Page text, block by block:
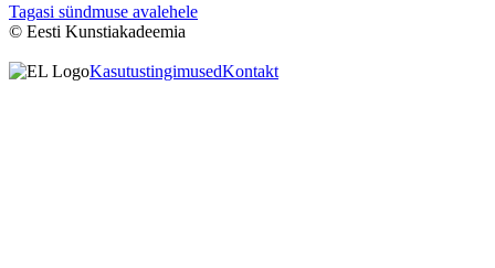
Tagasi sündmuse avalehele
© Eesti Kunstiakadeemia
KasutustingimusedKontakt